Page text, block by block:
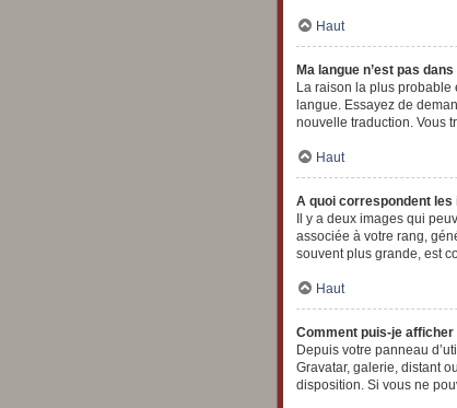
Haut
Ma langue n’est pas
La raison la plus probable
langue. Essayez de
nouvelle traduction. Vous
Haut
A quoi correspondent les
Il y a deux images qui
associée à votre rang,
souvent plus grande, est
Haut
Comment puis-je afficher
Depuis votre panneau
Gravatar, galerie, distant
disposition. Si vous ne